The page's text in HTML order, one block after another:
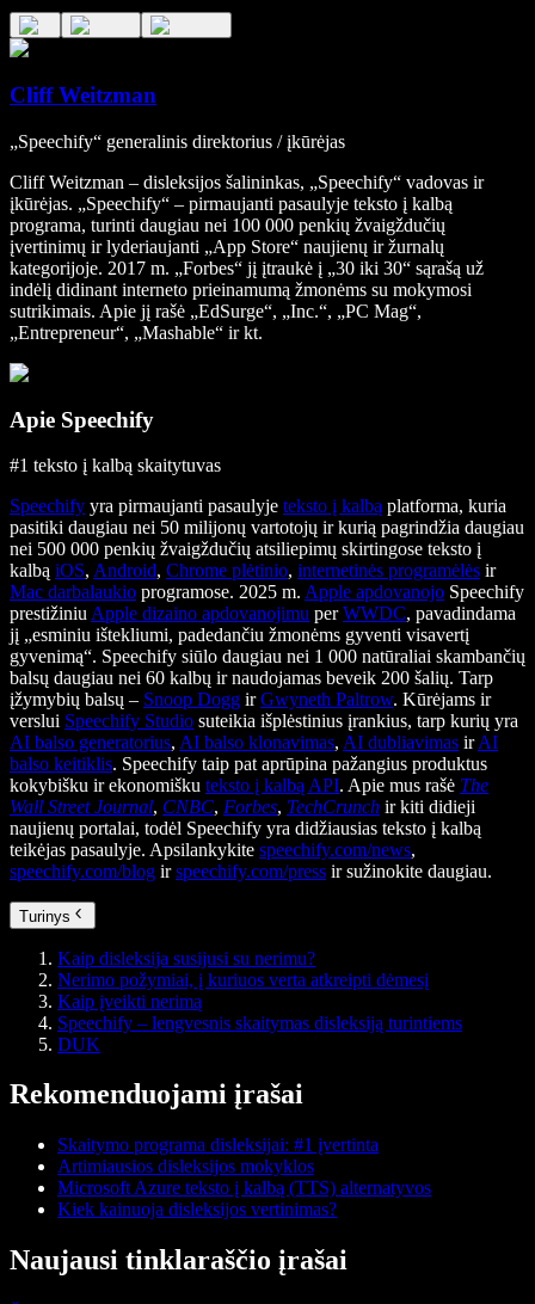
Cliff Weitzman
„Speechify“ generalinis direktorius / įkūrėjas
Cliff Weitzman – disleksijos šalininkas, „Speechify“ vadovas ir
įkūrėjas. „Speechify“ – pirmaujanti pasaulyje teksto į kalbą
programa, turinti daugiau nei 100 000 penkių žvaigždučių
įvertinimų ir lyderiaujanti „App Store“ naujienų ir žurnalų
kategorijoje. 2017 m. „Forbes“ jį įtraukė į „30 iki 30“ sąrašą už
indėlį didinant interneto prieinamumą žmonėms su mokymosi
sutrikimais. Apie jį rašė „EdSurge“, „Inc.“, „PC Mag“,
„Entrepreneur“, „Mashable“ ir kt.
Apie Speechify
#1 teksto į kalbą skaitytuvas
Speechify yra pirmaujanti pasaulyje teksto į kalbą platforma, kuria
pasitiki daugiau nei 50 milijonų vartotojų ir kurią pagrindžia daugiau
nei 500 000 penkių žvaigždučių atsiliepimų skirtingose teksto į
kalbą iOS, Android, Chrome plėtinio, internetinės programėlės ir
Mac darbalaukio programose. 2025 m. Apple apdovanojo Speechify
prestižiniu Apple dizaino apdovanojimu perWWDC, pavadindama
jį „esminiu ištekliumi, padedančiu žmonėms gyventi visavertį
gyvenimą“. Speechify siūlo daugiau nei 1 000 natūraliai skambančių
balsų daugiau nei 60 kalbų ir naudojamas beveik 200 šalių. Tarp
įžymybių balsų – Snoop Dogg irGwyneth Paltrow. Kūrėjams ir
verslui Speechify Studio suteikia išplėstinius įrankius, tarp kurių yra
AI balso generatorius, AI balso klonavimas, AI dubliavimas irAI
balso keitiklis. Speechify taip pat aprūpina pažangius produktus
kokybišku ir ekonomišku teksto į kalbą API. Apie mus rašė The
Wall Street Journal, CNBC, Forbes, TechCrunch ir kiti didieji
naujienų portalai, todėl Speechify yra didžiausias teksto į kalbą
teikėjas pasaulyje. Apsilankykite speechify.com/news,
speechify.com/blog irspeechify.com/press ir sužinokite daugiau.
Turinys
Kaip disleksija susijusi su nerimu?
Nerimo požymiai, į kuriuos verta atkreipti dėmesį
Kaip įveikti nerimą
Speechify – lengvesnis skaitymas disleksiją turintiems
DUK
Rekomenduojami įrašai
Skaitymo programa disleksijai: #1 įvertinta
Artimiausios disleksijos mokyklos
Microsoft Azure teksto į kalbą (TTS) alternatyvos
Kiek kainuoja disleksijos vertinimas?
Naujausi tinklaraščio įrašai